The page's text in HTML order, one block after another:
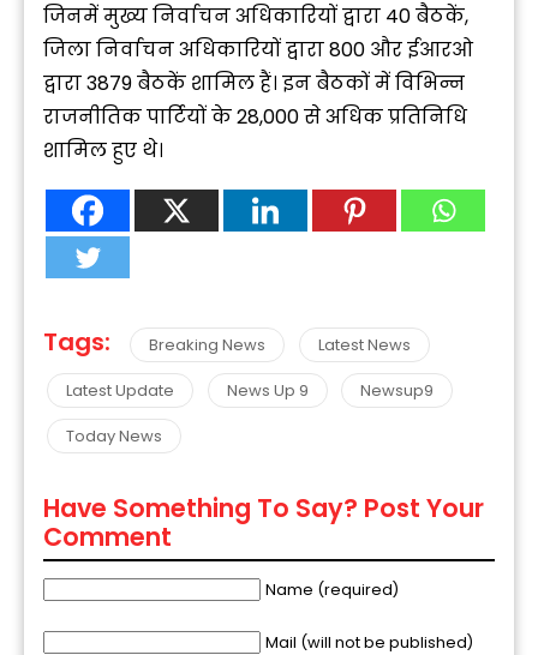
जिनमें मुख्य निर्वाचन अधिकारियों द्वारा 40 बैठकें,
जिला निर्वाचन अधिकारियों द्वारा 800 और ईआरओ
द्वारा 3879 बैठकें शामिल हैं। इन बैठकों में विभिन्न
राजनीतिक पार्टियों के 28,000 से अधिक प्रतिनिधि
शामिल हुए थे।
Tags: Breaking News
Latest News
Latest Update
News Up 9
Newsup9
Today News
Have Something To Say? Post Your
Comment
Name (required)
Mail (will not be published)